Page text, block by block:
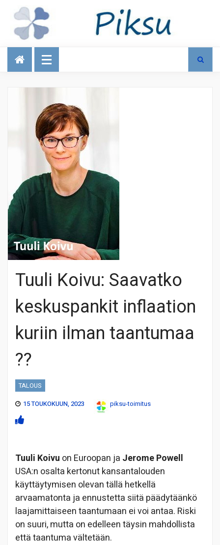
Talous
Tuuli Koivu: Saavatko
keskuspankit inflaation
kuriin ilman taantumaa
??
TALOUS
15 TOUKOKUUN, 2023
piksu-toimitus
Tuuli Koivu on Euroopan ja Jerome Powell
USA:n osalta kertonut kansantalouden
käyttäytymisen olevan tällä hetkellä
arvaamatonta ja ennustetta siitä päädytäänkö
laajamittaiseen taantumaan ei voi antaa. Riski
on suuri, mutta on edelleen täysin mahdollista
että taantuma vältetään.